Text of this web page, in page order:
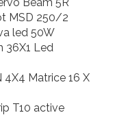
MSD 250/2
led 50W
36X1 Led
4X4 Matrice 16 X
T10 active